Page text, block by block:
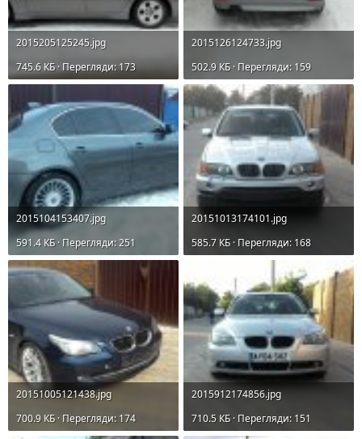
2015205125245.jpg
745.6 КБ · Перегляди: 173
2015126124733.jpg
502.9 КБ · Перегляди: 159
2015104153407.jpg
591.4 КБ · Перегляди: 251
20151013174101.jpg
585.7 КБ · Перегляди: 168
20151005121438.jpg
700.9 КБ · Перегляди: 174
2015912174856.jpg
710.5 КБ · Перегляди: 151